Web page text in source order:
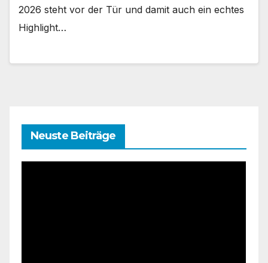
2026 steht vor der Tür und damit auch ein echtes
Highlight…
Neuste Beiträge